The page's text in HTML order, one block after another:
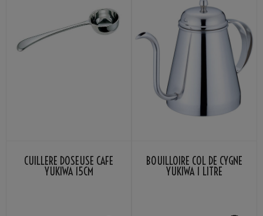
CUILLÈRE DOSEUSE CAFÉ
YUKIWA 15CM
BOUILLOIRE COL DE CYGNE
YUKIWA 1 LITRE